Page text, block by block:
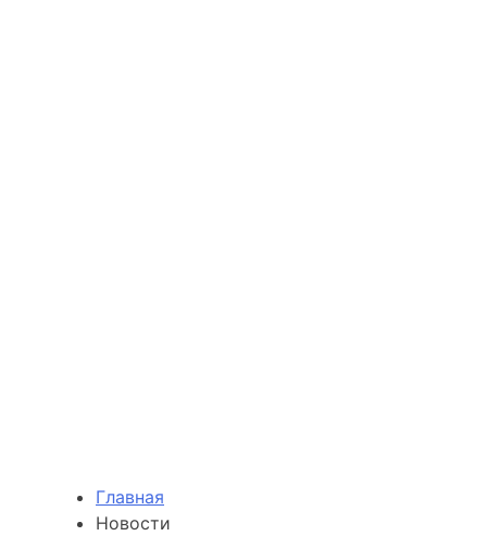
Главная
Новости